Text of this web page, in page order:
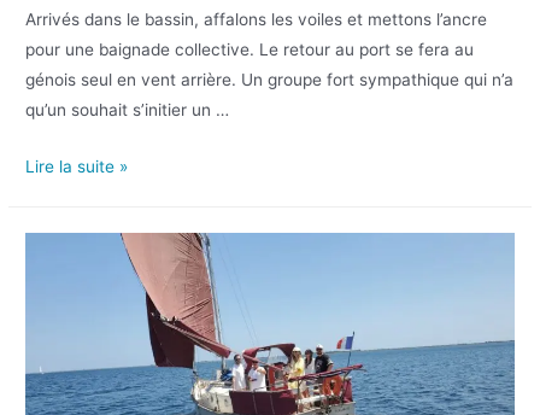
Arrivés dans le bassin, affalons les voiles et mettons l’ancre
pour une baignade collective. Le retour au port se fera au
génois seul en vent arrière. Un groupe fort sympathique qui n’a
qu’un souhait s’initier un …
Lire la suite »